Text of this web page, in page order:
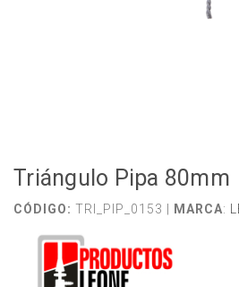
Triángulo Pipa 80mm
CÓDIGO: TRI_PIP_0153 | MARCA: